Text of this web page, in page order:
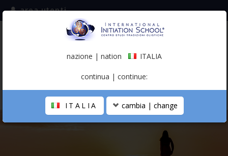
iscriviti alla mailing list
(italiano)
area utenti
LA SCUOLA
nazione | nation ITALIA
continua | continue:
ITALIA cambia | change